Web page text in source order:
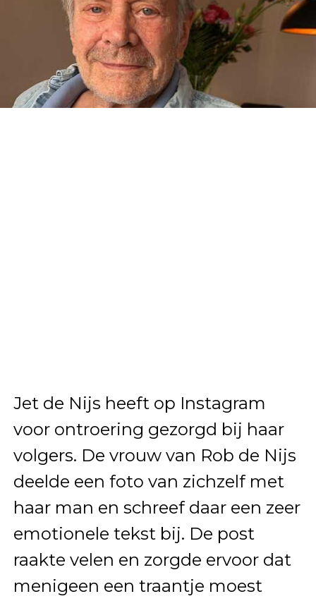
Jet de Nijs heeft op Instagram
voor ontroering gezorgd bij haar
volgers. De vrouw van Rob de Nijs
deelde een foto van zichzelf met
haar man en schreef daar een zeer
emotionele tekst bij. De post
raakte velen en zorgde ervoor dat
menigeen een traantje moest